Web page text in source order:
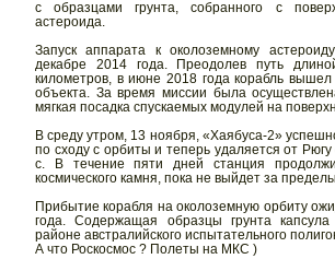
с образцами грунта, собранного с
астероида.
Запуск аппарата к околоземному
декабре 2014 года. Преодолев путь
километров, в июне 2018 года корабль вышел
объекта. За время миссии была
мягкая посадка спускаемых модулей на
В среду утром, 13 ноября, «Хаябуса-2»
по сходу с орбиты и теперь удаляется от
с. В течение пяти дней станция
космического камня, пока не выйдет за
Прибытие корабля на околоземную орбиту
года. Содержащая образцы грунта
районе австралийского испытательного
А что Роскосмос ? Полеты на МКС )